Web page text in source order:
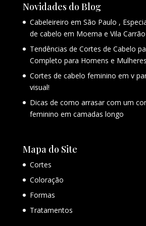
Novidades do Blog
Cabeleireiro em São Paulo ,
de cabelo em Moema e Vila Carrão
Tendências de Cortes de Cabelo
Completo para Homens e Mulheres
Cortes de cabelo feminino em v
visual!
Dicas de como arrasar com um
feminino em camadas longo
Mapa do Site
Cortes
Coloração
Formas
Tratamentos